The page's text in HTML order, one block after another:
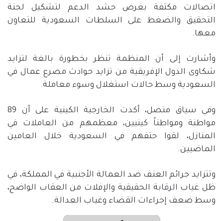
اتصالات مكثفة بغرض حشد الدعم لتشكيل لجنة
التحقيق والضغط على السلطات السعودية للتعاون
معها.
وأشارت إلى أن المنظمة تنظر بخطورة بالغة لتزايد
شكاوى الدول الإفريقية من تزايد حوادث مصرع عمال في
السعودية وسط حالات استغلال وسوء معاملة.
وفي سياق متصل، أكدت الخارجية الكينية على أن 89
مواطنة ومواطناً كينيين، معظمهم من العاملات في
المنازل، لقوا حتفهم في السعودية خلال العامين
الماضيين.
وتتزايد جرائم العنف ضد العمالة الأجنبية في المملكة، في
ظل غياب الرقابة الحقيقية والإفلات من العقاب الواضح،
وسط ضعف إجراءات القضاء وغياب العدالة.